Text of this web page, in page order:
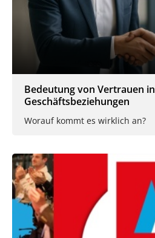
Bedeutung von Vertrauen in
Geschäftsbeziehungen
Worauf kommt es wirklich an?